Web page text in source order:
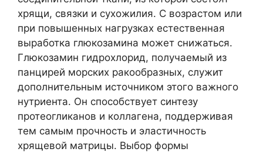
хрящи, связки и сухожилия. С возрастом или
при повышенных нагрузках естественная
выработка глюкозамина может снижаться.
Глюкозамин гидрохлорид, получаемый из
панцирей морских ракообразных, служит
дополнительным источником этого важного
нутриента. Он способствует синтезу
протеогликанов и коллагена, поддерживая
тем самым прочность и эластичность
хрящевой матрицы. Выбор формы